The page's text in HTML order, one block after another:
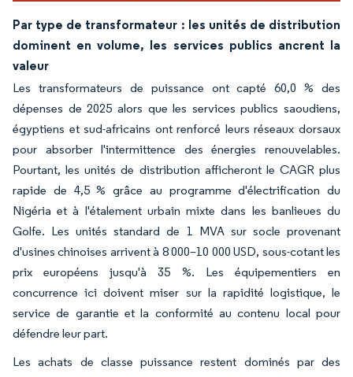
Par type de transformateur : les unités de distribution
dominent en volume, les services publics ancrent la
valeur
Les transformateurs de puissance ont capté 60,0 % des
dépenses de 2025 alors que les services publics saoudiens,
égyptiens et sud-africains ont renforcé leurs réseaux dorsaux
pour absorber l'intermittence des énergies renouvelables.
Pourtant, les unités de distribution afficheront le CAGR plus
rapide de 4,5 % grâce au programme d'électrification du
Nigéria et à l'étalement urbain mixte dans les banlieues du
Golfe. Les unités standard de 1 MVA sur socle provenant
d'usines chinoises arrivent à 8 000–10 000 USD, sous-cotant les
prix européens jusqu'à 35 %. Les équipementiers en
concurrence ici doivent miser sur la rapidité logistique, le
service de garantie et la conformité au contenu local pour
défendre leur part.
Les achats de classe puissance restent dominés par des